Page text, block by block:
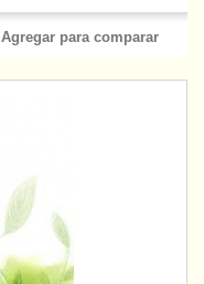
Agregar para comparar